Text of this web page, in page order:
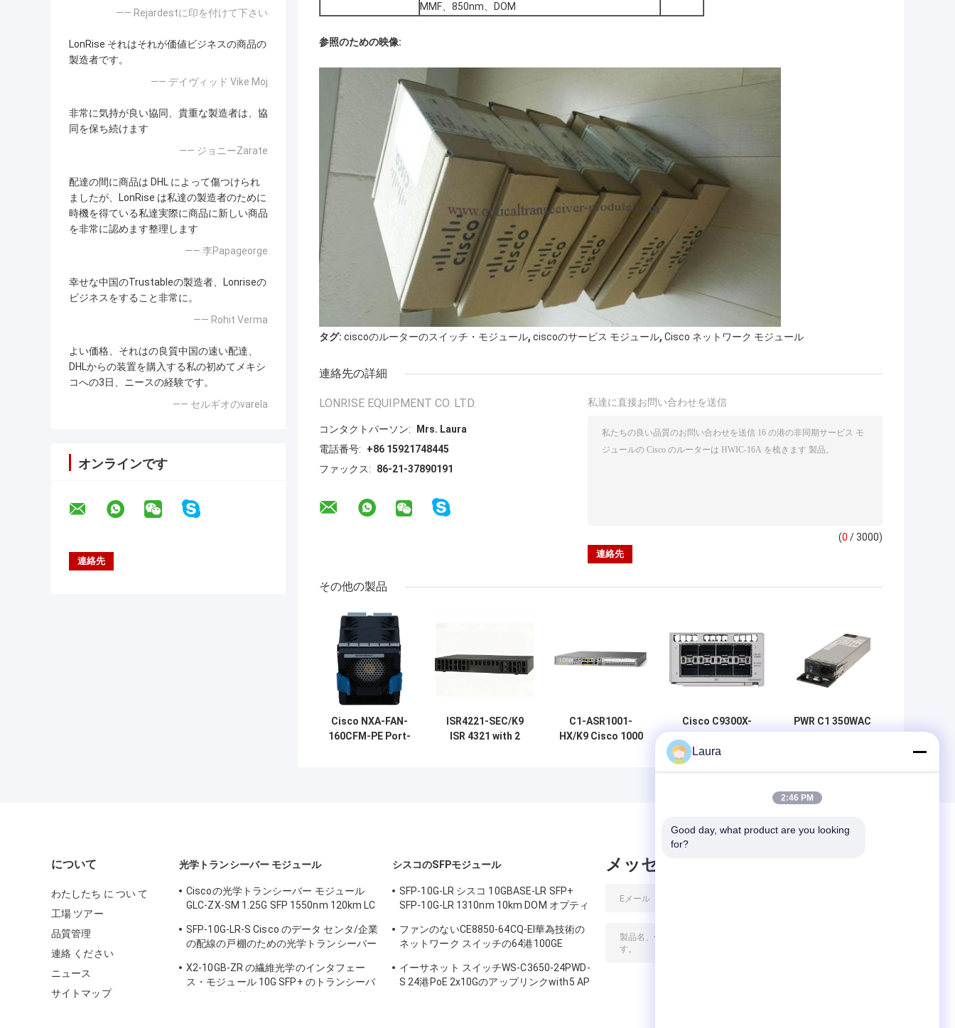
—— Rejardestに印を付けて下さい
LonRise それはそれが価値ビジネスの商品の
製造者です。
—— デイヴィッド Vike Moj
非常に気持が良い協同、貴重な製造者は、協
同を保ち続けます
—— ジョニーZarate
配達の間に商品は DHL によって傷つけられ
ましたが、LonRise は私達の製造者のために
時機を得ている私達実際に商品に新しい商品
を非常に認めます整理します
—— 李Papageorge
幸せな中国のTrustableの製造者、Lonriseの
ビジネスをすること非常に。
—— Rohit Verma
よい価格、それはの良質中国の速い配達、
DHLからの装置を購入する私の初めてメキシ
コへの3日、ニースの経験です。
—— セルギオのvarela
オンラインです
MMF、850nm、DOM
参照のための映像:
タグ: ciscoのルーターのスイッチ・モジュール, ciscoのサービス モジュール, Cisco ネットワーク モジュール
連絡先の詳細
LONRISE EQUIPMENT CO. LTD.
コンタクトパーソン:
Mrs. Laura
電話番号:
+86 15921748445
ファックス:
86-21-37890191
私達に直接お問い合わせを送信
(0 / 3000)
その他の製品
Cisco NXA-FAN-
160CFM-PE Port-
ISR4221-SEC/K9
ISR 4321 with 2
C1-ASR1001-
HX/K9 Cisco 1000
Cisco C9300X-
9300シリーズネッ
トワーク拡張モジ
PWR C1 350WAC
Config 1 Power
について
わたしたち に つい て
工場 ツアー
品質管理
連絡 ください
ニュース
サイトマップ
光学トランシーバー モジュール
Ciscoの光学トランシーバー モジュール
GLC-ZX-SM 1.25G SFP 1550nm 120km LC
SFP-10G-LR-S Cisco のデータ センタ/企業
の配線の戸棚のための光学トランシーバー
X2-10GB-ZR の繊維光学のインタフェー
ス・モジュール 10G SFP+ のトランシーバ
シスコのSFPモジュール
SFP-10G-LR シスコ 10GBASE-LR SFP+
SFP-10G-LR 1310nm 10km DOM オプティ
ファンのないCE8850-64CQ-EI華為技術の
ネットワーク スイッチの64港100GE
イーサネット スイッチWS-C3650-24PWD-
S 24港PoE 2x10Gのアップリンクwith5 AP
メッセージ
Laura
2:46 PM
Good day, what product are you looking
for?